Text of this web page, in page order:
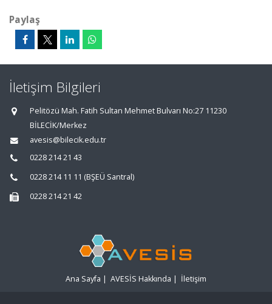
Paylaş
İletişim Bilgileri
Pelitözü Mah. Fatih Sultan Mehmet Bulvarı No:27 11230
BİLECİK/Merkez
avesis@bilecik.edu.tr
0228 214 21 43
0228 214 11 11 (BŞEÜ Santral)
0228 214 21 42
Ana Sayfa | AVESİS Hakkında | İletişim